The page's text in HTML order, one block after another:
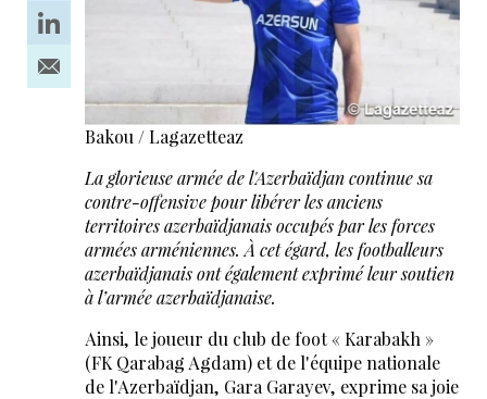
Bakou / Lagazetteaz
La glorieuse armée de l'Azerbaïdjan continue sa
contre-offensive pour libérer les anciens
territoires azerbaïdjanais occupés par les forces
armées arméniennes. À cet égard, les footballeurs
azerbaïdjanais ont également exprimé leur soutien
à l’armée azerbaïdjanaise.
Ainsi, le joueur du club de foot « Karabakh »
(FK Qarabag Agdam) et de l'équipe nationale
de l'Azerbaïdjan, Gara Garayev, exprime sa joie